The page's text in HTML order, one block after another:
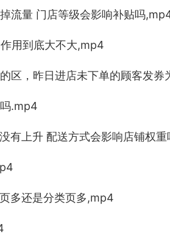
流量 门店等级会影响补贴吗
用到底大不大,mp4
区，昨日进店未下单的顾客发券
.mp4
有上升 配送方式会影响店铺权
多还是分类页多,mp4